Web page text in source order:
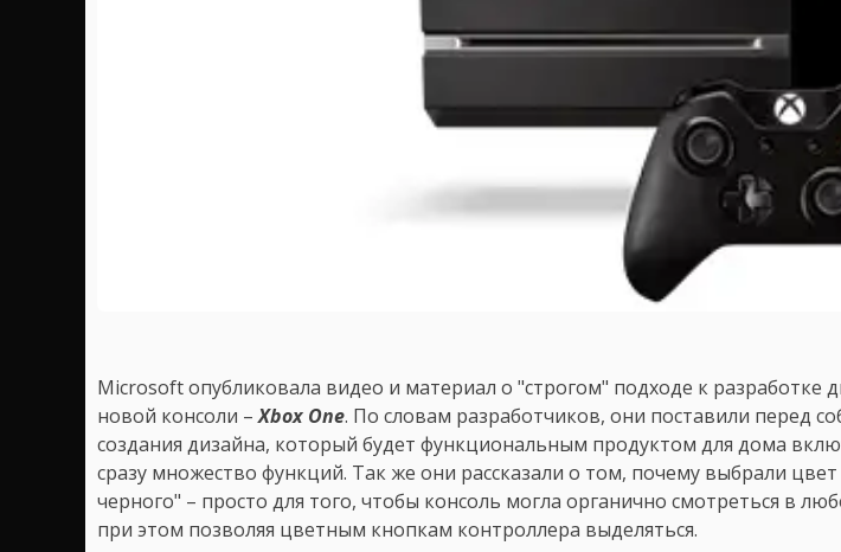
Microsoft опубликовала видео и материал о "строгом" подходе к разработке
новой консоли –Xbox One. По словам разработчиков, они поставили перед
создания дизайна, который будет функциональным продуктом для дома
сразу множество функций. Так же они рассказали о том, почему выбрали
черного" – просто для того, чтобы консоль могла органично смотреться в
при этом позволяя цветным кнопкам контроллера выделяться.